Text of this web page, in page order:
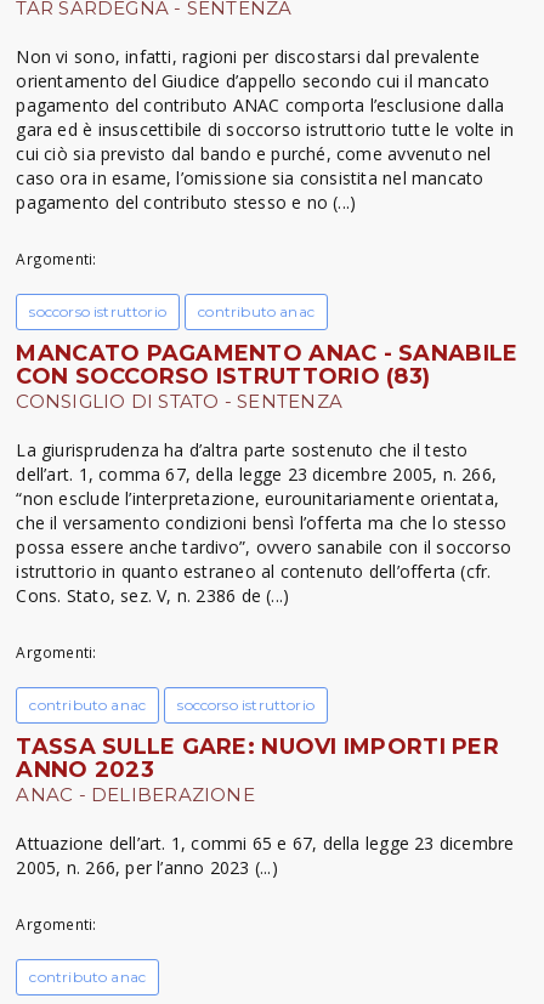
TAR SARDEGNA - SENTENZA
Non vi sono, infatti, ragioni per discostarsi dal prevalente
orientamento del Giudice d’appello secondo cui il mancato
pagamento del contributo ANAC comporta l’esclusione dalla
gara ed è insuscettibile di soccorso istruttorio tutte le volte in
cui ciò sia previsto dal bando e purché, come avvenuto nel
caso ora in esame, l’omissione sia consistita nel mancato
pagamento del contributo stesso e no (...)
Argomenti:
soccorso istruttorio contributo anac
MANCATO PAGAMENTO ANAC - SANABILE
CON SOCCORSO ISTRUTTORIO (83)
CONSIGLIO DI STATO - SENTENZA
La giurisprudenza ha d’altra parte sostenuto che il testo
dell’art. 1, comma 67, della legge 23 dicembre 2005, n. 266,
“non esclude l’interpretazione, eurounitariamente orientata,
che il versamento condizioni bensì l’offerta ma che lo stesso
possa essere anche tardivo”, ovvero sanabile con il soccorso
istruttorio in quanto estraneo al contenuto dell’offerta (cfr.
Cons. Stato, sez. V, n. 2386 de (...)
Argomenti:
contributo anac soccorso istruttorio
TASSA SULLE GARE: NUOVI IMPORTI PER
ANNO 2023
ANAC - DELIBERAZIONE
Attuazione dell’art. 1, commi 65 e 67, della legge 23 dicembre
2005, n. 266, per l’anno 2023 (...)
Argomenti:
contributo anac